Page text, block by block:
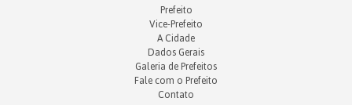
Prefeito
Vice-Prefeito
A Cidade
Dados Gerais
Galeria de Prefeitos
Fale com o Prefeito
Contato